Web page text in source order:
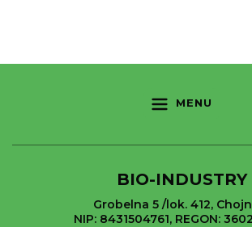
MENU
BIO-INDUSTRY
Grobelna 5 /lok. 412,
NIP: 8431504761, REGON: